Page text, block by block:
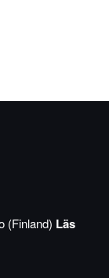
(Finland) Läs